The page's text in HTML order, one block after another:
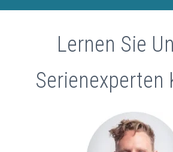
Lernen Sie
Serienexperten